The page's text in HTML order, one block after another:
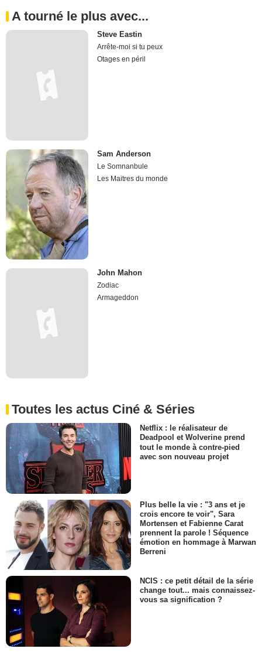
A tourné le plus avec...
Steve Eastin
Arrête-moi si tu peux
Otages en péril
Sam Anderson
Le Somnanbule
Les Maitres du monde
John Mahon
Zodiac
Armageddon
Toutes les actus Ciné & Séries
Netflix : le réalisateur de
Deadpool et Wolverine prend
tout le monde à contre-pied
avec son nouveau projet
Plus belle la vie : "3 ans et je
crois encore te voir", Sara
Mortensen et Fabienne Carat
prennent la parole ! Séquence
émotion en hommage à Marwan
Berreni
NCIS : ce petit détail de la série
change tout... mais connaissez-
vous sa signification ?